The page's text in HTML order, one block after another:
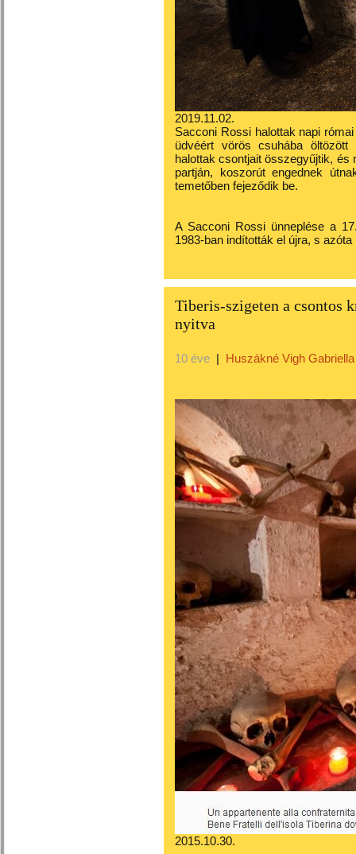
2019.11.02.
Sacconi Rossi halottak napi
üdvéért vörös csuhába
halottak csontjait összegyűjtik, és
partján, koszorút engednek
temetőben fejeződik be.
A Sacconi Rossi ünneplése a
1983-ban indították el újra, s
Tiberis-szigeten a csontos
nyitva
10 éve | Huszákné Vigh Gabriella
2015.10.30.